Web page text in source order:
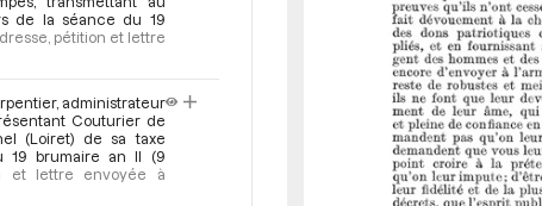
de la séance du 19
pétition et lettre
administrateur
Couturier de
(Loiret) de sa taxe
19 brumaire an II (9
et lettre envoyée à